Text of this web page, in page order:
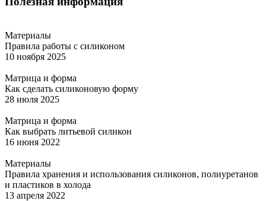
Материалы
Правила работы с силиконом
10 ноября 2025
Матрица и форма
Как сделать силиконовую форму
28 июля 2025
Матрица и форма
Как выбрать литьевой силикон
16 июня 2022
Материалы
Правила хранения и использования силиконов, полиуретанов
и пластиков в холода
13 апреля 2022